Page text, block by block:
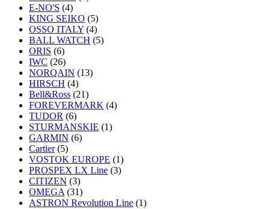
E-NO'S (4)
KING SEIKO (5)
OSSO ITALY (4)
BALL WATCH (5)
ORIS (6)
IWC (26)
NORQAIN (13)
HIRSCH (4)
Bell&Ross (21)
FOREVERMARK (4)
TUDOR (6)
STURMANSKIE (1)
GARMIN (6)
Cartier(5)
VOSTOK EUROPE (1)
PROSPEX LX Line (3)
CITIZEN (3)
OMEGA (31)
ASTRON Revolution Line (1)